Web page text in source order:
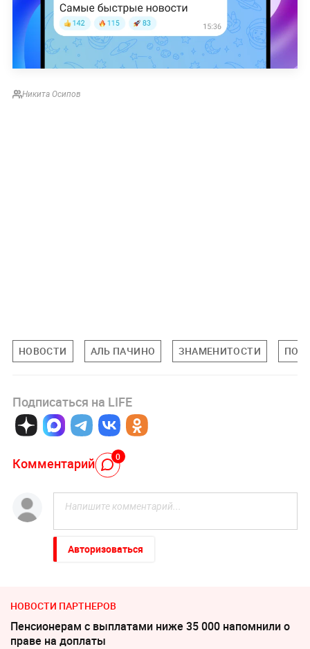
Никита Осипов
НОВОСТИ АЛЬ ПАЧИНО ЗНАМЕНИТОСТИ
Подписаться на LIFE
Комментарий 0
Авторизоваться
НОВОСТИ ПАРТНЕРОВ
Пенсионерам с выплатами ниже 35 000 напомнили о
праве на доплаты